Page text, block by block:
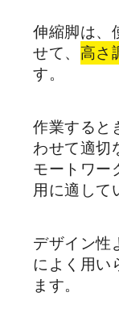
伸縮脚は、
せて、 高さ
す。
作業すると
わせて適切
モートワー
用に適して
デザイン性
によく用い
ます。